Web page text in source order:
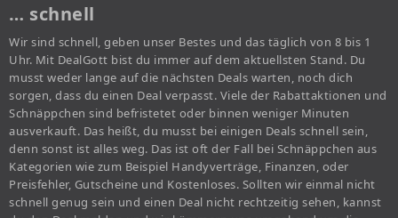
… schnell
Wir sind schnell, geben unser Bestes und das täglich von 8 bis 1
Uhr. Mit DealGott bist du immer auf dem aktuellsten Stand. Du
musst weder lange auf die nächsten Deals warten, noch dich
sorgen, dass du einen Deal verpasst. Viele der Rabattaktionen und
Schnäppchen sind befristetet oder binnen weniger Minuten
ausverkauft. Das heißt, du musst bei einigen Deals schnell sein,
denn sonst ist alles weg. Das ist oft der Fall bei Schnäppchen aus
Kategorien wie zum Beispiel Handyverträge, Finanzen, oder
Preisfehler, Gutscheine und Kostenloses. Sollten wir einmal nicht
schnell genug sein und einen Deal nicht rechtzeitig sehen, kannst